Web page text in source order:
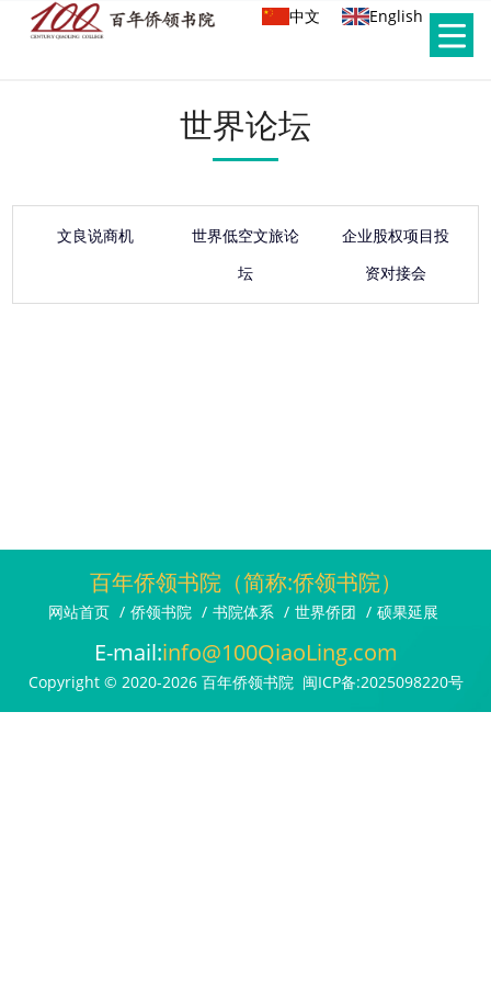
中文 English
世界论坛
文良说商机
世界低空文旅论
坛
企业股权项目投
资对接会
百年侨领书院（简称:侨领书院）
网站首页 / 侨领书院 / 书院体系 / 世界侨团 / 硕果延展
E-mail:info@100QiaoLing.com
Copyright © 2020-2026 百年侨领书院 闽ICP备:2025098220号